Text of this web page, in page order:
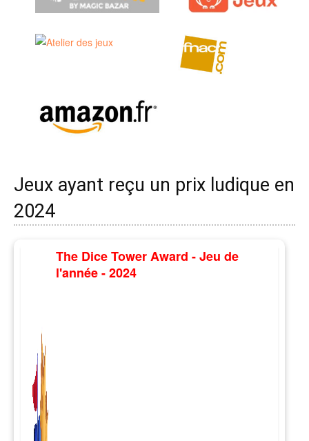
Jeux ayant reçu un prix ludique en
2024
The Dice Tower Award - Jeu de
l'année - 2024